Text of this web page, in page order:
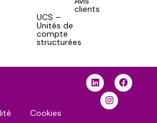
UCS –
Unités de
compte
structurées
clients
Cookies